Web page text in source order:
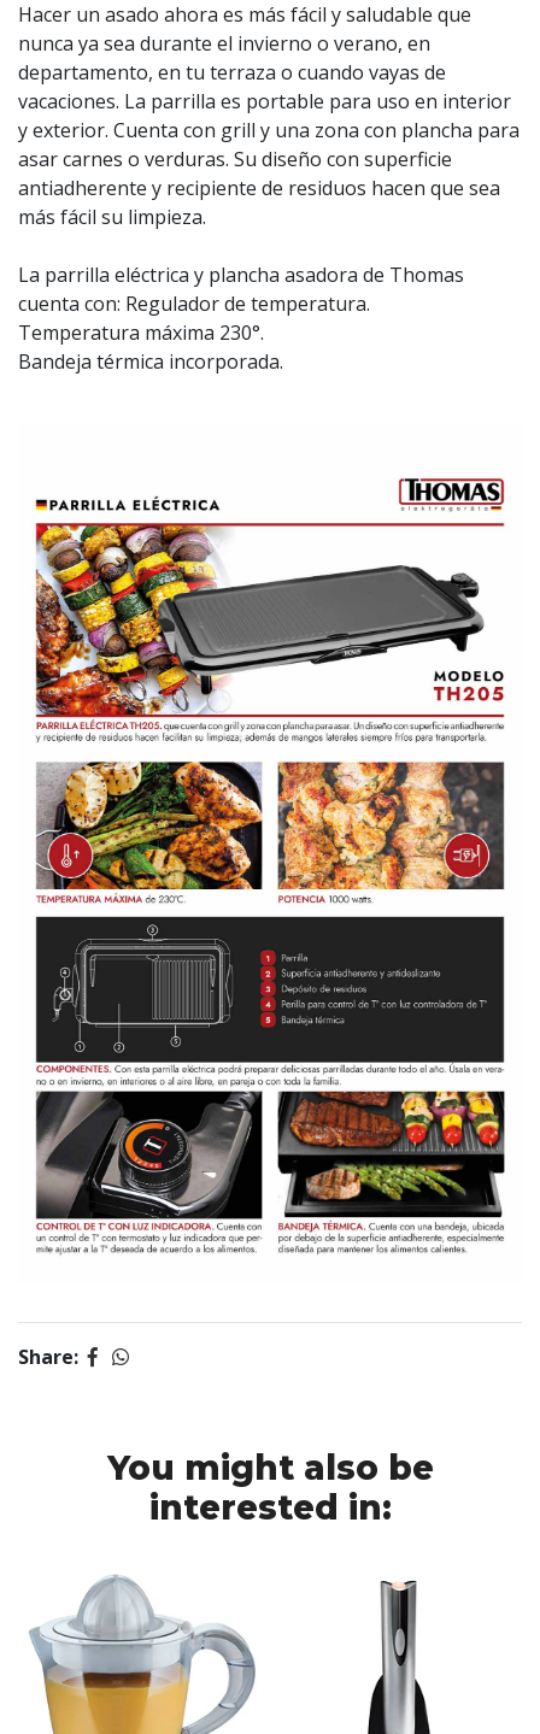
Hacer un asado ahora es más fácil y saludable que
nunca ya sea durante el invierno o verano, en
departamento, en tu terraza o cuando vayas de
vacaciones. La parrilla es portable para uso en interior
y exterior. Cuenta con grill y una zona con plancha para
asar carnes o verduras. Su diseño con superficie
antiadherente y recipiente de residuos hacen que sea
más fácil su limpieza.
La parrilla eléctrica y plancha asadora de Thomas
cuenta con: Regulador de temperatura.
Temperatura máxima 230°.
Bandeja térmica incorporada.
Share:
You might also be
interested in: